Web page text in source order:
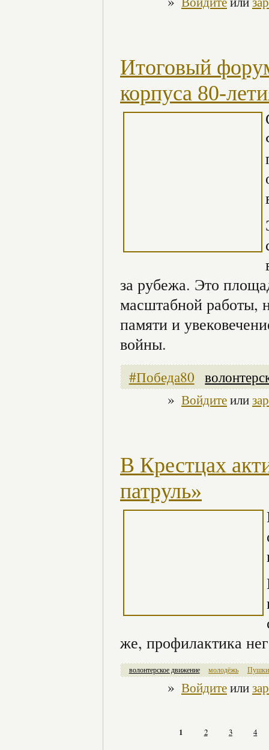
Итоговый
корпуса 80-
за рубежа. Это
масштабной работы,
памяти и
войны.
#Победа80
» Войдитеили
В Крестцах
патруль»
же, профилактика
волонтерское движение молодёжь
» Войдитеили
1 2 3 4